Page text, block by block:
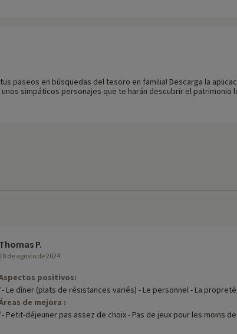
paseos en búsquedas del tesoro en familia! Descarga la
unos simpáticos personajes que te harán descubrir el
Thomas P.
18 de agosto de 2024
positivos:
"- Le dîner (plats de résistances variés) - Le personnel - La
de mejora :
"- Petit-déjeuner pas assez de choix - Pas de jeux pour les moins